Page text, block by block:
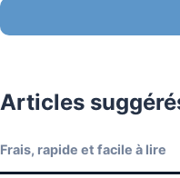
Articles
Frais, rapide et facile à lire